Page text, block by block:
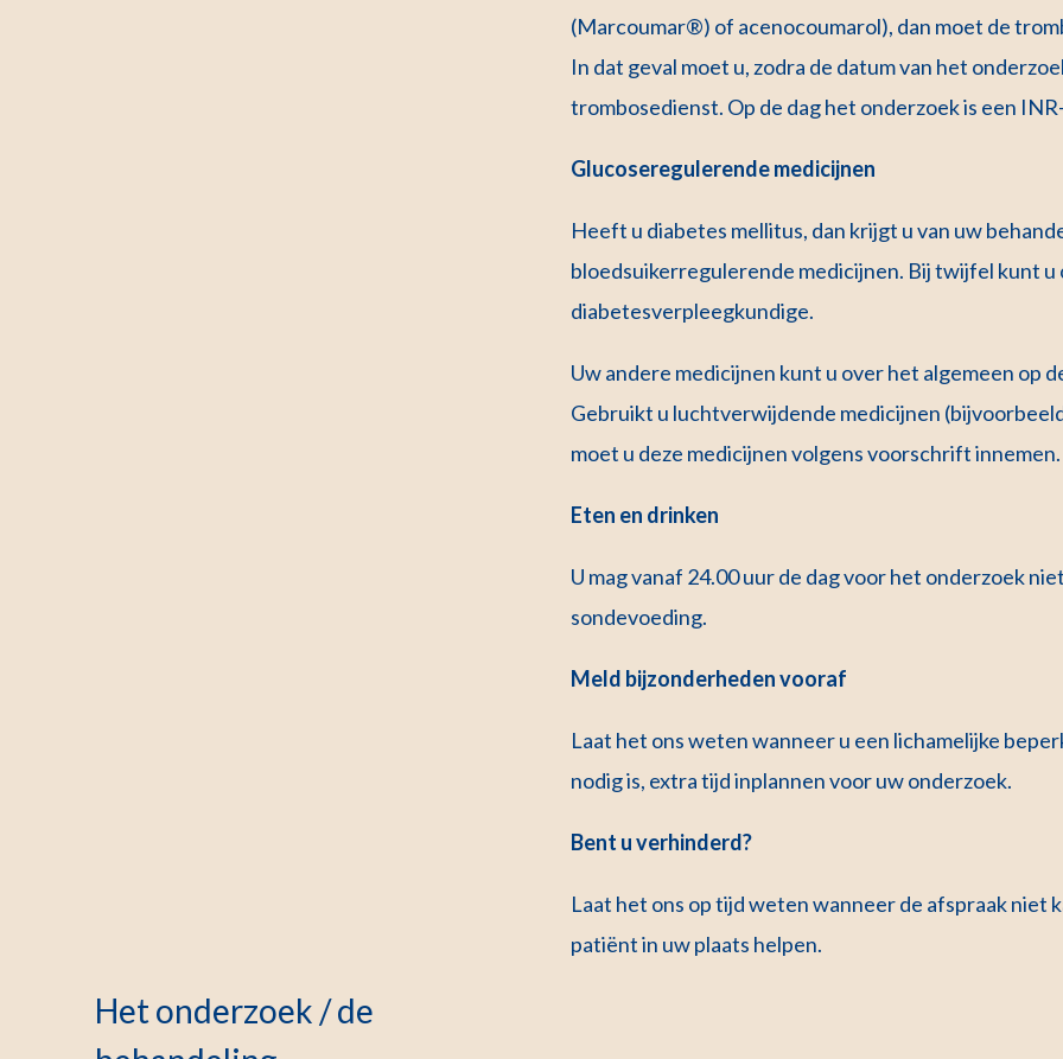
(Marcoumar®) of acenocoumarol), dan moet de
In dat geval moet u, zodra de datum van het
trombosedienst. Op de dag het onderzoek is een
Glucoseregulerende medicijnen
Heeft u diabetes mellitus, dan krijgt u van uw
bloedsuikerregulerende medicijnen. Bij twijfel kunt
diabetesverpleegkundige.
Uw andere medicijnen kunt u over het algemeen op
Gebruikt u luchtverwijdende medicijnen
moet u deze medicijnen volgens voorschrift innemen.
Eten en drinken
U mag vanaf 24.00 uur de dag voor het onderzoek
sondevoeding.
Meld bijzonderheden vooraf
Laat het ons weten wanneer u een lichamelijke
nodig is, extra tijd inplannen voor uw onderzoek.
Bent u verhinderd?
Laat het ons op tijd weten wanneer de afspraak niet
patiënt in uw plaats helpen.
Het onderzoek / de